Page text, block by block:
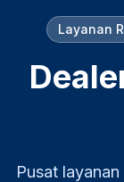
Layanan
Pusat